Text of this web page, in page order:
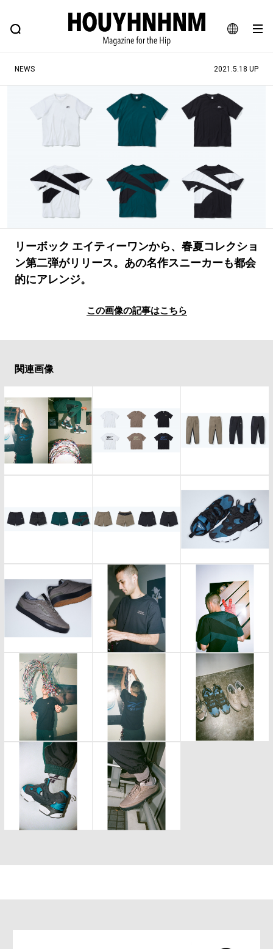
JA
EN
FEATURE BLOG SNAP
ヒップなファッション、カルチャー、ライフスタイルWEBマガジン
#注目のタグ
#憧れの逸品
#NEW VINTAGE #マイナーグッド図鑑
#路地裏てぃーん。 #MONTHLY JOURNAL
#GH 銘品の所以 #フイナムのYouTube
#ととけん #FASHION #MUSIC #MOVIE
#LIFESTYLE
NEWS 2021.5.18 UP
リーボック エイティーワンから、春夏コレクショ
ン第二弾がリリース。あの名作スニーカーも都会
的にアレンジ。
この画像の記事はこちら
関連画像